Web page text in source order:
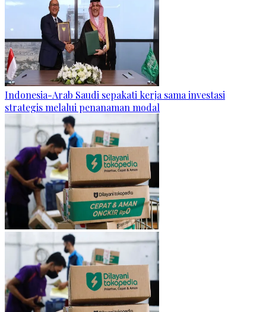
Indonesia-Arab Saudi sepakati kerja sama investasi
strategis melalui penanaman modal